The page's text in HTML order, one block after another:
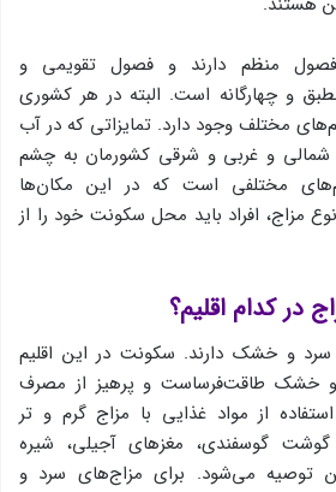
فصول منظم دارند و فصول تقویمی و
و چهارگانه است. البته در هر كشوری
مختلف وجود دارد. تمایزاتی كه در آب
و غربی و شرقی كشورمان به چشم
مختلفی است كه در این مكان‌ها
مزاج، افراد باید محل سكونت خود را از
در كدام اقلیم؟
سرد و خشك دارند. سكونت در این اقلیم
و خشك طاقت‌فرساست و پرهیز از مصرف
از مواد غذایی با مزاج گرم و تر
گوسفندی، مغزهای آجیلی، شیره
توصیه می‌شود. برای مزاج‌های سرد و